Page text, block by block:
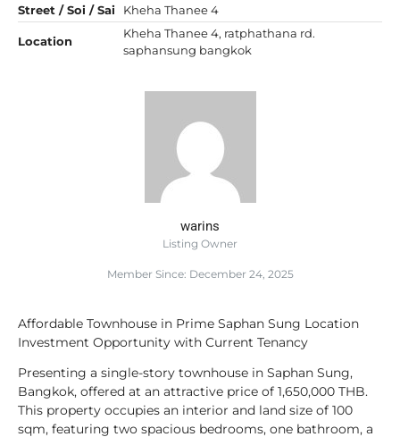
Street / Soi / Sai
Kheha Thanee 4
Location
Kheha Thanee 4, ratphathana rd.
saphansung bangkok
warins
Listing Owner
Member Since: December 24, 2025
Affordable Townhouse in Prime Saphan Sung Location
Investment Opportunity with Current Tenancy
Presenting a single-story townhouse in Saphan Sung,
Bangkok, offered at an attractive price of 1,650,000 THB.
This property occupies an interior and land size of 100
sqm, featuring two spacious bedrooms, one bathroom, a